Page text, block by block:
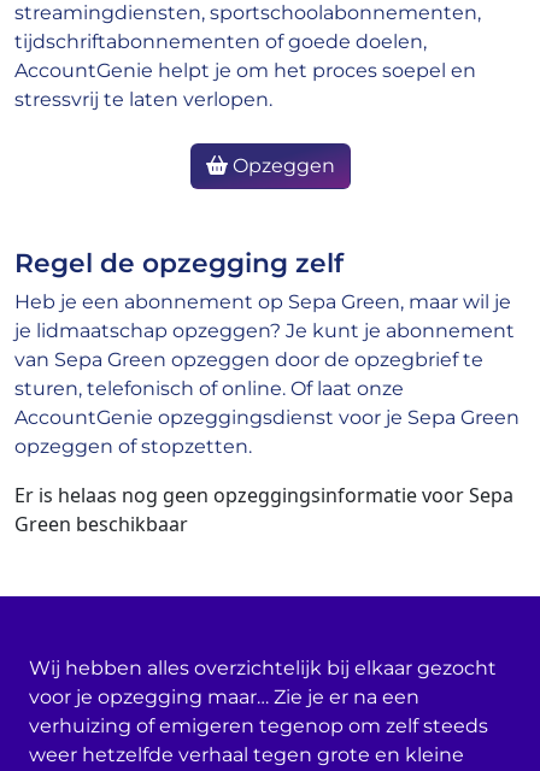
streamingdiensten, sportschoolabonnementen,
tijdschriftabonnementen of goede doelen,
AccountGenie helpt je om het proces soepel en
stressvrij te laten verlopen.
Opzeggen
Regel de opzegging zelf
Heb je een abonnement op Sepa Green, maar wil je
je lidmaatschap opzeggen? Je kunt je abonnement
van Sepa Green opzeggen door de opzegbrief te
sturen, telefonisch of online. Of laat onze
AccountGenie opzeggingsdienst voor je Sepa Green
opzeggen of stopzetten.
Er is helaas nog geen opzeggingsinformatie voor Sepa
Green beschikbaar
Wij hebben alles overzichtelijk bij elkaar gezocht
voor je opzegging maar… Zie je er na een
verhuizing of emigeren tegenop om zelf steeds
weer hetzelfde verhaal tegen grote en kleine